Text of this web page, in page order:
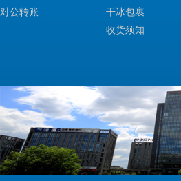
对公转账
干冰包裹
收货须知